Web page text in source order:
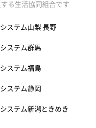
る生活協同組合です
ステム山梨 長野
ステム群馬
ステム福島
ステム静岡
ステム新潟ときめき